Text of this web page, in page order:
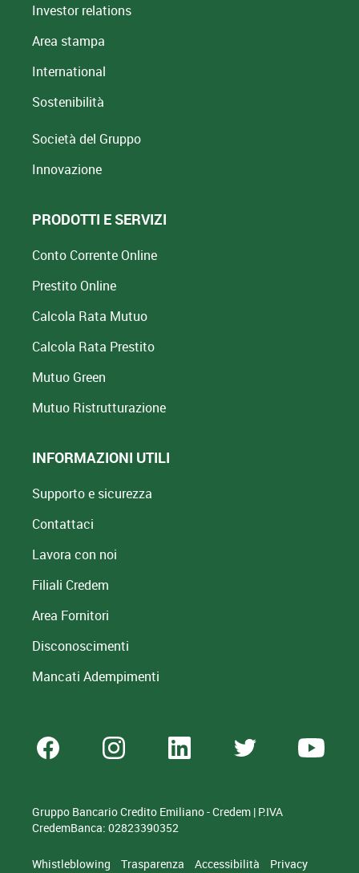
Investor relations
Area stampa
International
Sostenibilità
Società del Gruppo
Innovazione
PRODOTTI E SERVIZI
Conto Corrente Online
Prestito Online
Calcola Rata Mutuo
Calcola Rata Prestito
Mutuo Green
Mutuo Ristrutturazione
INFORMAZIONI UTILI
Supporto e sicurezza
Contattaci
Lavora con noi
Filiali Credem
Area Fornitori
Disconoscimenti
Mancati Adempimenti
Gruppo Bancario Credito Emiliano - Credem | P.IVA
CredemBanca: 02823390352
Whistleblowing Trasparenza Accessibilità
Privacy